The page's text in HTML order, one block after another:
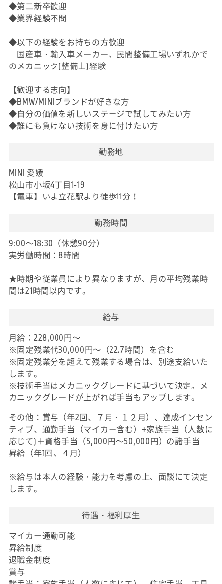
◆第二新卒歓迎
◆業界経験不問
◆以下の経験をお持ちの方歓迎
国産車・輸入車メーカー、民間整備工場いずれかで
のメカニック(整備士)経験
【歓迎する志向】
◆BMW/MINIブランドが好きな方
◆自分の価値を新しいステージで試してみたい方
◆誰にも負けない技術を身に付けたい方
勤務地
MINI 愛媛
松山市小坂4丁目1-19
【電車】いよ立花駅より徒歩11分！
勤務時間
9:00～18:30（休憩90分）
実労働時間：8時間
★時期や従業員により異なりますが、月の平均残業時
間は21時間以内です。
給与
月給：228,000円～
※固定残業代30,000円～（22.7時間）を含む
※固定残業分を超えて残業する場合は、別途支給いた
します。
※技術手当はメカニックグレードに基づいて決定。メ
カニックグレードが上がれば手当もアップします。
その他：賞与（年2回、７月・１２月）、達成インセン
ティブ、通勤手当（マイカー含む）+家族手当（人数に
応じて)＋資格手当（5,000円～50,000円）の諸手当
昇給（年1回、４月）
※給与は本人の経験・能力を考慮の上、面談にて決定
します。
待遇・福利厚生
マイカー通勤可能
昇給制度
退職金制度
賞与